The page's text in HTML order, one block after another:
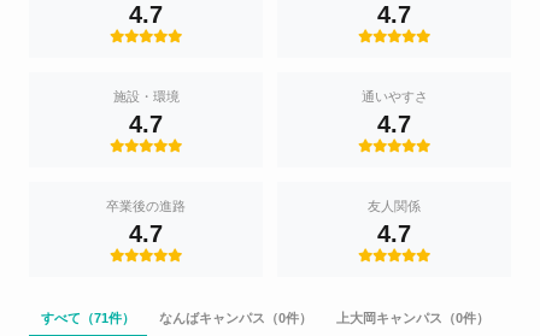
4.7 4.7
施設・環境
4.7
通いやすさ
4.7
卒業後の進路
4.7
友人関係
4.7
すべて（71件） なんばキャンパス（0件） 上大岡キャンパス（0件）